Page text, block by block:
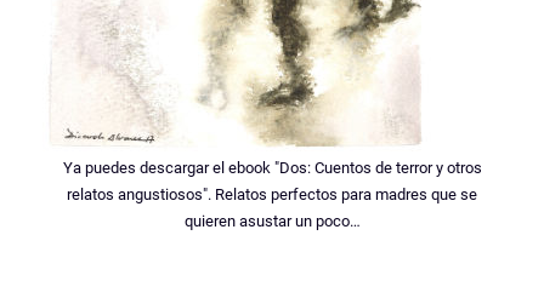
Ya puedes descargar el ebook "Dos: Cuentos de terror y otros
relatos angustiosos". Relatos perfectos para madres que se
quieren asustar un poco…